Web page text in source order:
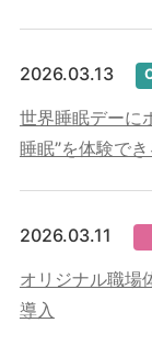
2026.03.13
世界睡眠デーに
睡眠”を体験で
2026.03.11
オリジナル職場
導入